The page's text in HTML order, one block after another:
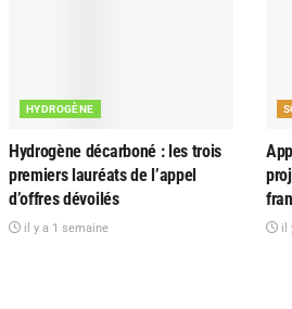
HYDROGÈNE
Hydrogène décarboné : les trois
premiers lauréats de l’appel
d’offres dévoilés
il y a 1 semaine il